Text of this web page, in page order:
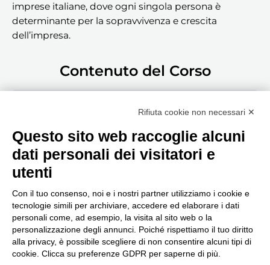
imprese italiane, dove ogni singola persona è
determinante per la sopravvivenza e crescita
dell’impresa.
Contenuto del Corso
Seguici, siamo in continuo
aggiornamento...
Rifiuta cookie non necessari ✕
Questo sito web raccoglie alcuni
dati personali dei visitatori e
utenti
Con il tuo consenso, noi e i nostri partner utilizziamo i cookie e
tecnologie simili per archiviare, accedere ed elaborare i dati
personali come, ad esempio, la visita al sito web o la
personalizzazione degli annunci. Poiché rispettiamo il tuo diritto
alla privacy, è possibile scegliere di non consentire alcuni tipi di
cookie. Clicca su preferenze GDPR per saperne di più.